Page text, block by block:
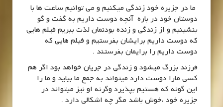
ما در جزیره خود زندگی میکنیم و می توانیم ساعت ها با
دوستان خود در باره آنچه دوست داریم به گفت و گو
بنشینیم و از زندگی و زنده بودنمان لذت ببریم فیلم هایی
که دوست داریم برایشان بفرستیم و فیلم هایی که
دوست داریم را برایمان بفرستند .
فرزند بزرگ میشود و زندگی در جریان خواهد بود اگر هم
کسی مارا دوست دارد میتواند به جمع ما بیاید و ما را
این گونه که هستیم بپذیرد وگرنه او نیز میتواند در
جزیره خود ،خوش باشد مگر چه اشکالی دارد .